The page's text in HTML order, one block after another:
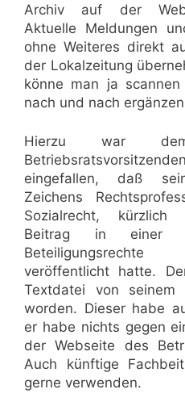
Archiv auf der
Aktuelle Meldungen
ohne Weiteres direkt
der Lokalzeitung
könne man ja
nach und nach
Hierzu war dem
eingefallen, daß
Zeichens
Sozialrecht, kürzlich
Beitrag in einer
veröffentlicht hatte.
Textdatei von seinem
worden. Dieser habe
er habe nichts gegen
der Webseite des
Auch künftige
gerne verwenden.